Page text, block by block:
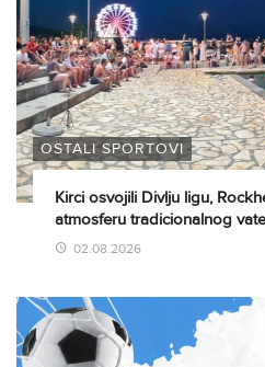
OSTALI SPORTOVI
Kirci osvojili Divlju ligu,
atmosferu tradicionalnog
02.08.2026